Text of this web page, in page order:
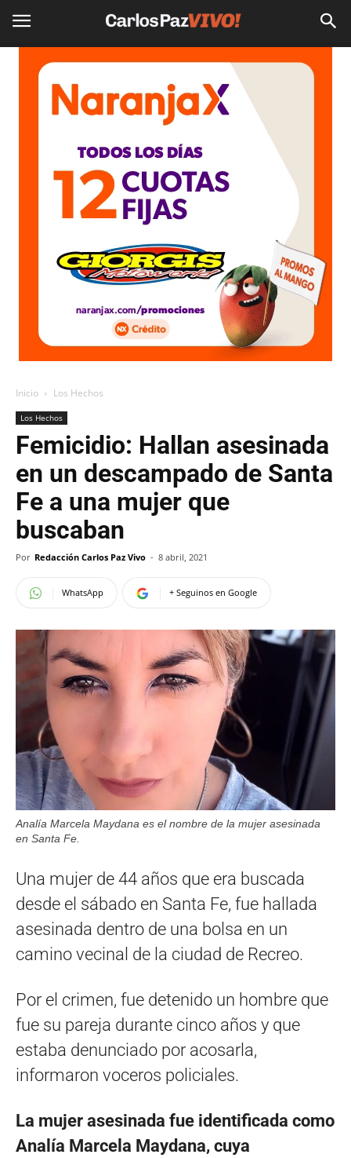
Inicio Los Hechos
Los Hechos
Femicidio: Hallan asesinada
en un descampado de Santa
Fe a una mujer que
buscaban
Por Redacción Carlos Paz Vivo - 8 abril, 2021
WhatsApp + Seguinos en Google
Analía Marcela Maydana es el nombre de la mujer asesinada
en Santa Fe.
Una mujer de 44 años que era buscada
desde el sábado en Santa Fe, fue hallada
asesinada dentro de una bolsa en un
camino vecinal de la ciudad de Recreo.
Por el crimen, fue detenido un hombre que
fue su pareja durante cinco años y que
estaba denunciado por acosarla,
informaron voceros policiales.
La mujer asesinada fue identificada como
Analía Marcela Maydana, cuya